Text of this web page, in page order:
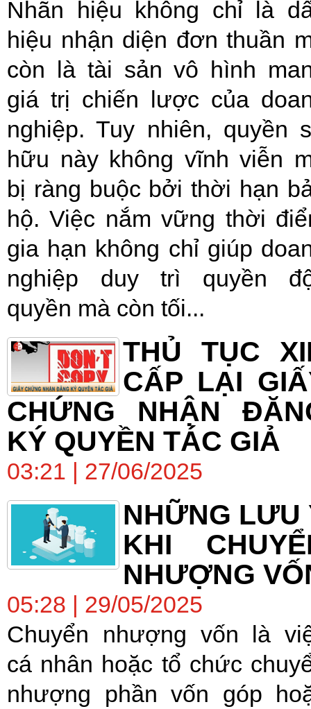
Nhãn hiệu không chỉ là
hiệu nhận diện đơn thuần
còn là tài sản vô hình
giá trị chiến lược của
nghiệp. Tuy nhiên, quyền
hữu này không vĩnh viễn
bị ràng buộc bởi thời hạn
hộ. Việc nắm vững thời
gia hạn không chỉ giúp
nghiệp duy trì quyền
quyền mà còn tối...
THỦ TỤC
CẤP LẠI
CHỨNG NHẬN
KÝ QUYỀN TÁC GIẢ
03:21 | 27/06/2025
NHỮNG LƯU
KHI
NHƯỢNG
05:28 | 29/05/2025
Chuyển nhượng vốn là
cá nhân hoặc tổ chức
nhượng phần vốn góp